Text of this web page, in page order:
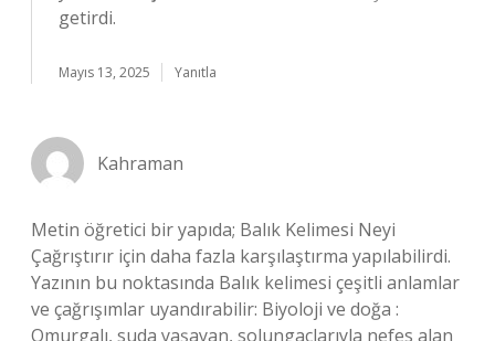
getirdi.
Mayıs 13, 2025 Yanıtla
Kahraman
Metin öğretici bir yapıda; Balık Kelimesi Neyi
Çağrıştırır için daha fazla karşılaştırma yapılabilirdi.
Yazının bu noktasında Balık kelimesi çeşitli anlamlar
ve çağrışımlar uyandırabilir: Biyoloji ve doğa :
Omurgalı, suda yaşayan, solungaçlarıyla nefes alan